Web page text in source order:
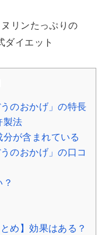
リンたっぷりの
ダイエット
のおかげ」の特長
製法
が含まれている
のおかげ」の口コ
め】効果はある？